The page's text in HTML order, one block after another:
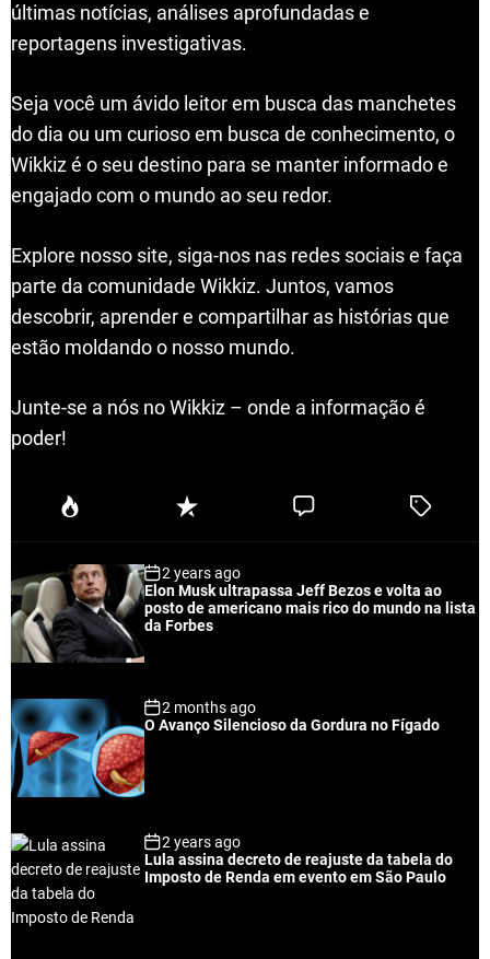
últimas notícias, análises aprofundadas e
reportagens investigativas.
Seja você um ávido leitor em busca das manchetes
do dia ou um curioso em busca de conhecimento, o
Wikkiz é o seu destino para se manter informado e
engajado com o mundo ao seu redor.
Explore nosso site, siga-nos nas redes sociais e faça
parte da comunidade Wikkiz. Juntos, vamos
descobrir, aprender e compartilhar as histórias que
estão moldando o nosso mundo.
Junte-se a nós no Wikkiz – onde a informação é
poder!
P
u
a
r
R
e
n
t
C
e
T
e
2 years ago
Elon Musk ultrapassa Jeff Bezos e volta ao
posto de americano mais rico do mundo na lista
da Forbes
2 months ago
O Avanço Silencioso da Gordura no Fígado
2 years ago
Lula assina decreto de reajuste da tabela do
Imposto de Renda em evento em São Paulo